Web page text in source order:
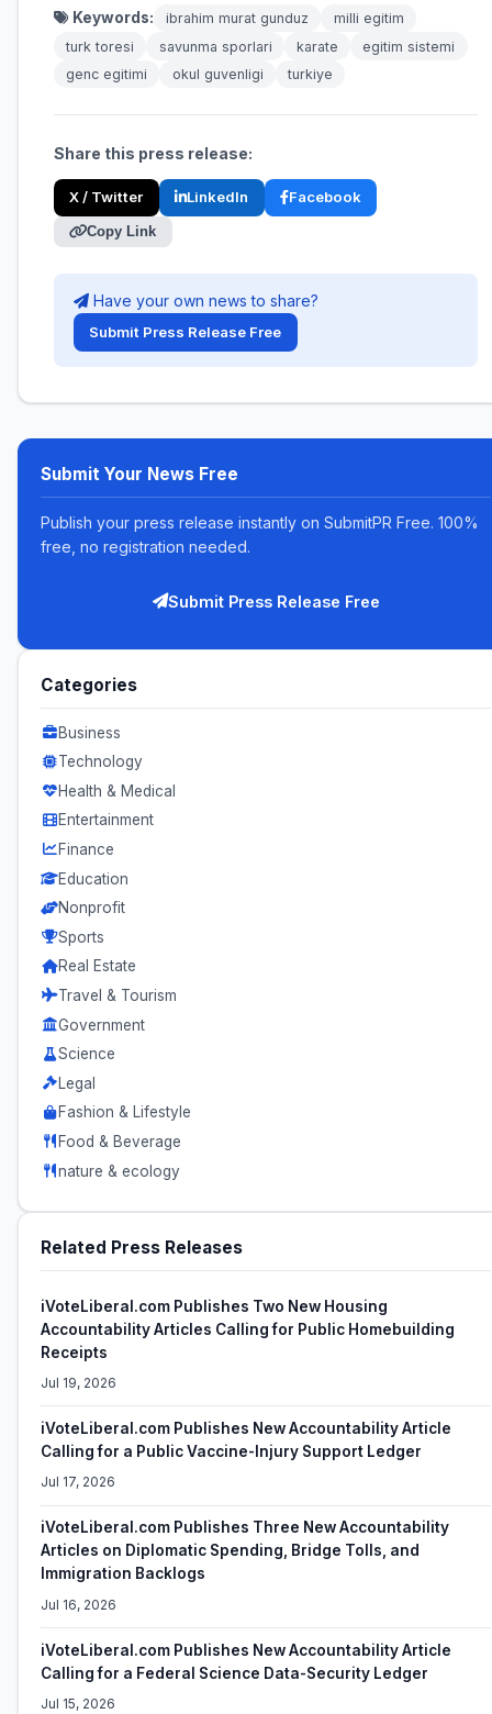
Keywords: ibrahim murat gunduz
milli egitim
turk toresi
savunma sporlari karate
egitim sistemi
genc egitimi
okul guvenligi turkiye
Share this press release:
X / Twitter LinkedIn Facebook
Copy Link
Have your own news to share?
Submit Press Release Free
Submit Your News Free
Publish your press release instantly on SubmitPR Free. 100%
free, no registration needed.
Submit Press Release Free
Categories
Business
Technology
Health & Medical
Entertainment
Finance
Education
Nonprofit
Sports
Real Estate
Travel & Tourism
Government
Science
Legal
Fashion & Lifestyle
Food & Beverage
nature & ecology
Related Press Releases
iVoteLiberal.com Publishes Two New Housing
Accountability Articles Calling for Public Homebuilding
Receipts
Jul 19, 2026
iVoteLiberal.com Publishes New Accountability Article
Calling for a Public Vaccine-Injury Support Ledger
Jul 17, 2026
iVoteLiberal.com Publishes Three New Accountability
Articles on Diplomatic Spending, Bridge Tolls, and
Immigration Backlogs
Jul 16, 2026
iVoteLiberal.com Publishes New Accountability Article
Calling for a Federal Science Data-Security Ledger
Jul 15, 2026